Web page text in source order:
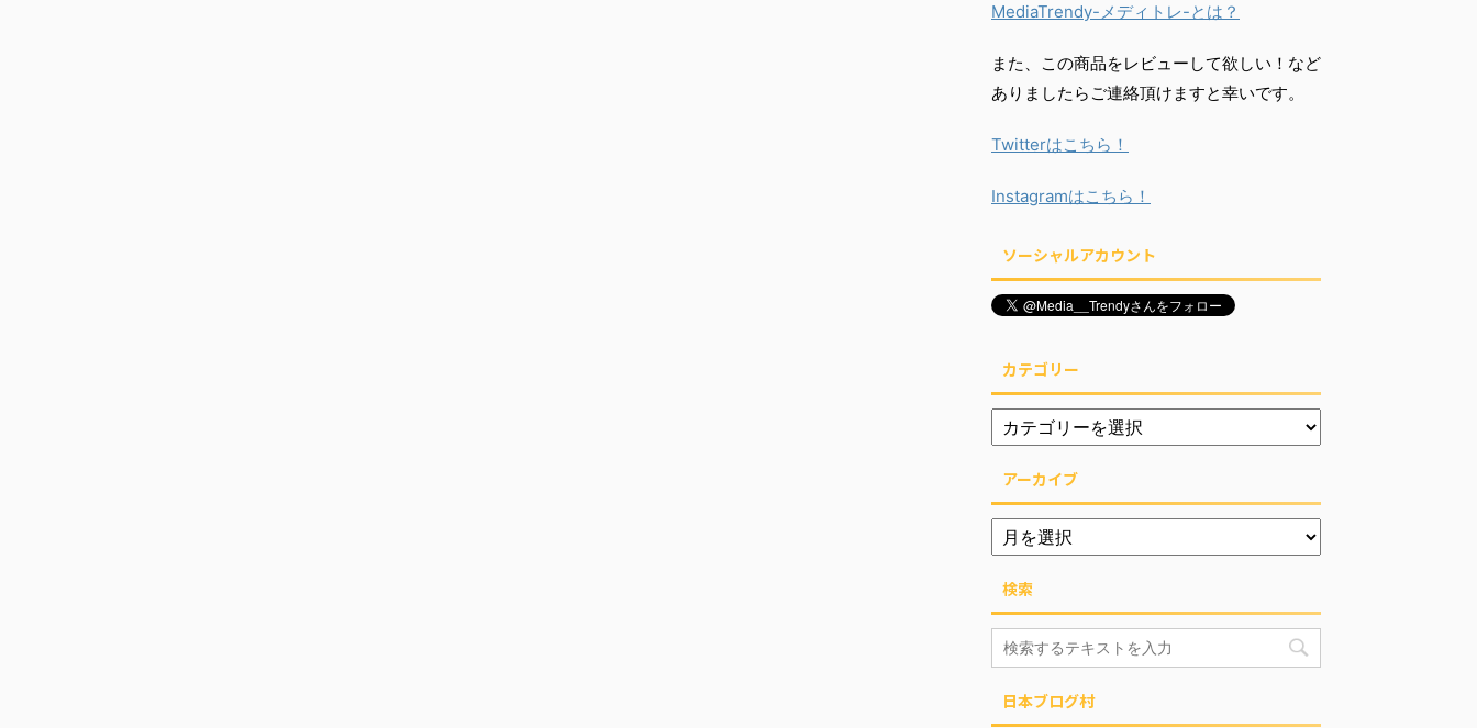
MediaTrendy-メディトレ-とは？
また、この商品をレビューして欲しい！など
ありましたらご連絡頂けますと幸いです。
Twitterはこちら！
Instagramはこちら！
ソーシャルアカウント
カテゴリー
アーカイブ
検索
日本ブログ村